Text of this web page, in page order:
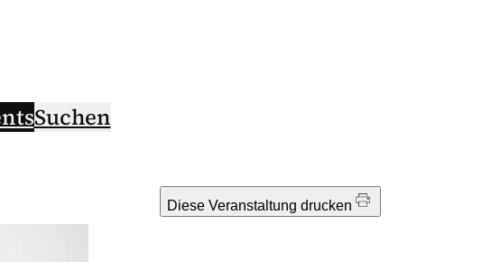
Suchen
Diese Veranstaltung drucken